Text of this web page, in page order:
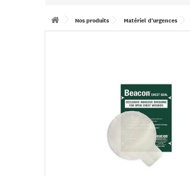
Nos produits Matériel d'urgences